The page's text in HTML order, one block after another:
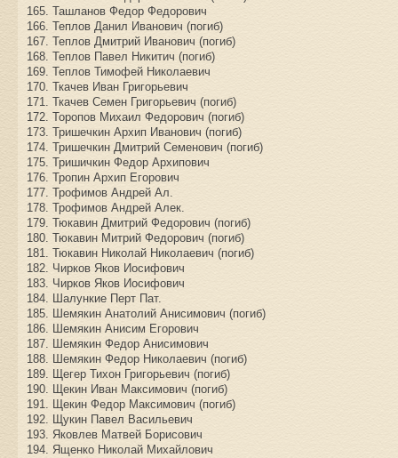
165. Ташланов Федор Федорович
166. Теплов Данил Иванович (погиб)
167. Теплов Дмитрий Иванович (погиб)
168. Теплов Павел Никитич (погиб)
169. Теплов Тимофей Николаевич
170. Ткачев Иван Григорьевич
171. Ткачев Семен Григорьевич (погиб)
172. Торопов Михаил Федорович (погиб)
173. Тришечкин Архип Иванович (погиб)
174. Тришечкин Дмитрий Семенович (погиб)
175. Тришичкин Федор Архипович
176. Тропин Архип Егорович
177. Трофимов Андрей Ал.
178. Трофимов Андрей Алек.
179. Тюкавин Дмитрий Федорович (погиб)
180. Тюкавин Митрий Федорович (погиб)
181. Тюкавин Николай Николаевич (погиб)
182. Чирков Яков Иосифович
183. Чирков Яков Иосифович
184. Шалункие Перт Пат.
185. Шемякин Анатолий Анисимович (погиб)
186. Шемякин Анисим Егорович
187. Шемякин Федор Анисимович
188. Шемякин Федор Николаевич (погиб)
189. Щегер Тихон Григорьевич (погиб)
190. Щекин Иван Максимович (погиб)
191. Щекин Федор Максимович (погиб)
192. Щукин Павел Васильевич
193. Яковлев Матвей Борисович
194. Ященко Николай Михайлович